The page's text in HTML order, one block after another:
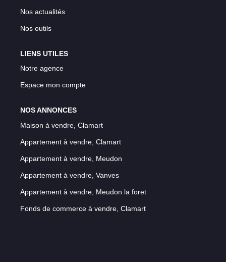
Nos actualités
Nos outils
LIENS UTILES
Notre agence
Espace mon compte
NOS ANNONCES
Maison à vendre, Clamart
Appartement à vendre, Clamart
Appartement à vendre, Meudon
Appartement à vendre, Vanves
Appartement à vendre, Meudon la foret
Fonds de commerce à vendre, Clamart